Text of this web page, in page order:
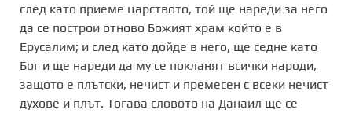
след като приеме царството, той ще нареди за него
да се построи отново Божият храм който е в
Ерусалим; и след като дойде в него, ще седне като
Бог и ще нареди да му се покланят всички народи,
защото е плътски, нечист и премесен с всеки нечист
духове и плът. Тогава словото на Данаил ще се